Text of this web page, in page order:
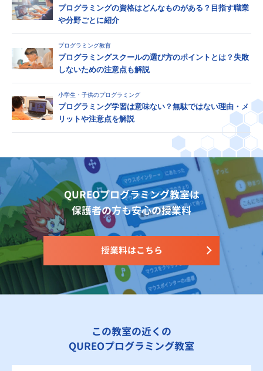
プログラミングの資格はどんなものがある？目指す職業
や分野ごとに紹介
プログラミング教育
プログラミングスクールの選び方のポイントとは？失敗
しないための注意点も解説
小学生・子供のプログラミング
プログラミング学習は意味ない？無駄ではない理由・メ
リットや注意点を解説
QUREOプログラミング教室は
保護者の方も安心の授業料
授業料はこちら
この教室の近くの
QUREOプログラミング教室